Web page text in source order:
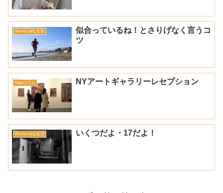
World Lifeな生活
似合っているね！とさりげなく言うコ
ツ
Kayoコラム NYアートギャラリーレセプション
World Lifeな生活 いくつだよ・17だよ！